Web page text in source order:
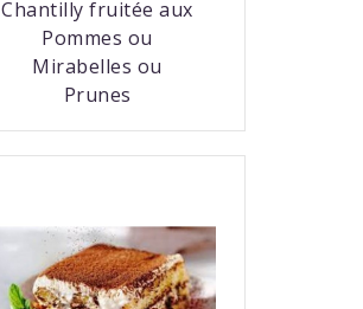
Chantilly fruitée aux
Pommes ou
Mirabelles ou
Prunes